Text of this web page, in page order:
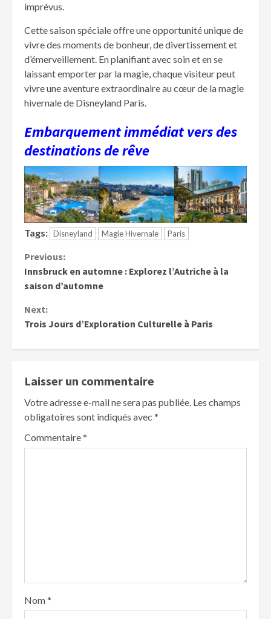
imprévus.
Cette saison spéciale offre une opportunité unique de
vivre des moments de bonheur, de divertissement et
d’émerveillement. En planifiant avec soin et en se
laissant emporter par la magie, chaque visiteur peut
vivre une aventure extraordinaire au cœur de la magie
hivernale de Disneyland Paris.
Embarquement immédiat vers des
destinations de rêve
Tags: Disneyland Magie Hivernale Paris
Continue
Reading
Previous:
Innsbruck en automne : Explorez l’Autriche à la
saison d’automne
Next:
Trois Jours d’Exploration Culturelle à Paris
Laisser un commentaire
Votre adresse e-mail ne sera pas publiée. Les champs
obligatoires sont indiqués avec *
Commentaire*
Nom*